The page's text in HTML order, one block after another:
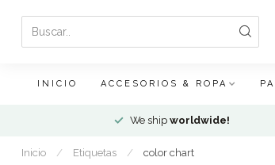
INICIO ACCESORIOS & ROPA
We ship worldwide!
Inicio / Etiquetas / color chart